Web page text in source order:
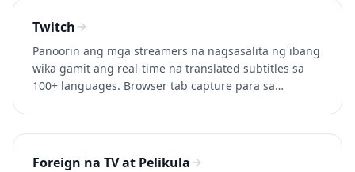
Twitch
Panoorin ang mga streamers na nagsasalita ng ibang
wika gamit ang real-time na translated subtitles sa
100+ languages. Browser tab capture para sa
Foreign na TV at Pelikula